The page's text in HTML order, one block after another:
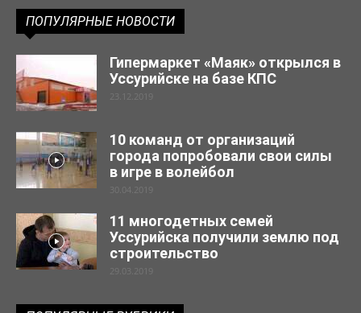
ПОПУЛЯРНЫЕ НОВОСТИ
Гипермаркет «Маяк» открылся в
Уссурийске на базе КПС
23.12.2019
10 команд от организаций
города попробовали свои силы
в игре в волейбол
30.04.2019
11 многодетных семей
Уссурийска получили землю под
строительство
29.03.2019